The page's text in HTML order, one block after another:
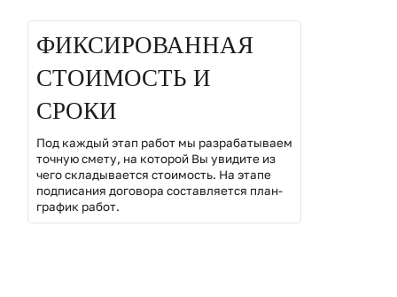
02
ФИКСИРОВАННАЯ
СТОИМОСТЬ И
СРОКИ
Под каждый этап работ мы разрабатываем
точную смету, на которой Вы увидите из
чего складывается стоимость. На этапе
подписания договора составляется план-
график работ.